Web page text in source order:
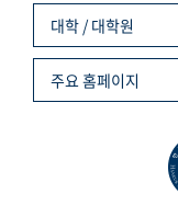
대학 / 대학원
주요 홈페이지